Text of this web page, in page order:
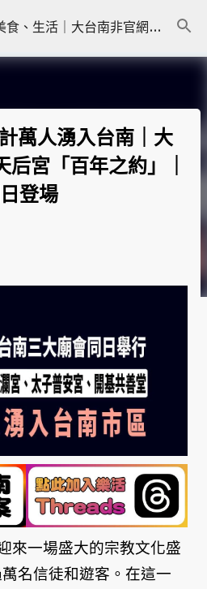
到主要內容 樂活台南｜旅遊、美食、生活｜大台南非官網｜tainanlohas.cc
萬人湧入台南｜大
后宮「百年之約」｜
登場
來一場盛大的宗教文化盛
名信徒和遊客。在這一